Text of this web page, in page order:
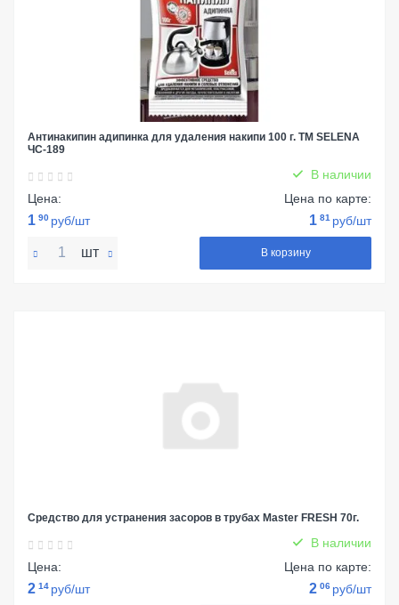
Антинакипин адипинка для удаления накипи 100 г. TM SELENA
ЧС-189
В наличии
Цена:
1 90 руб/шт
Цена по карте:
1 81 руб/шт
шт В корзину
Средство для устранения засоров в трубах Master FRESH 70г.
В наличии
Цена:
2 14 руб/шт
Цена по карте:
2 06 руб/шт